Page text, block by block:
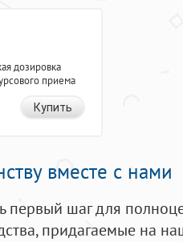
дозировка
приема
Купить
вместе с нами
первый шаг для
придагаемые на